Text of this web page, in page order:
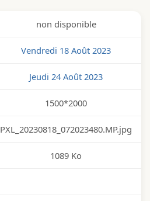
non disponible
Vendredi 18 Août 2023
Jeudi 24 Août 2023
1500*2000
PXL_20230818_072023480.MP.jpg
1089 Ko